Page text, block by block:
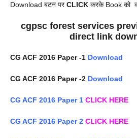
Download बटन परCLICK करके Book को
cgpsc forest services
direct link
CG ACF 2016 Paper -1 Download
CG ACF 2016 Paper -2 Download
CG ACF 2016 Paper 1 CLICK HERE
CG ACF 2016 Paper 2 CLICK HERE